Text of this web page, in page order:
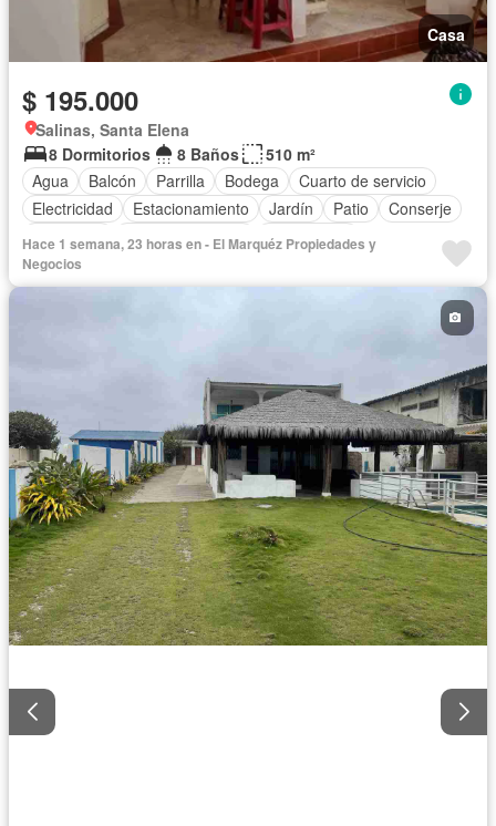
Casa
$ 195.000
Salinas, Santa Elena
8 Dormitorios
8 Baños
510 m²
Agua
Balcón Parrilla Bodega
Cuarto de servicio
Electricidad
Estacionamiento Jardín Patio
Conserje
Seguridad
Vista panorámica Sin amoblar
Hace 1 semana, 23 horas en - El Marquéz Propiedades y
Negocios